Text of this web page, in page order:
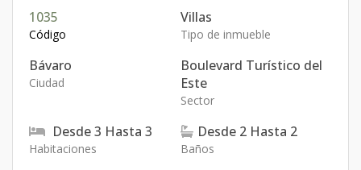
1035
Código
Villas
Tipo de inmueble
Bávaro
Ciudad
Boulevard Turístico del
Este
Sector
Desde3 Hasta 3
Habitaciones
Desde 2 Hasta 2
Baños